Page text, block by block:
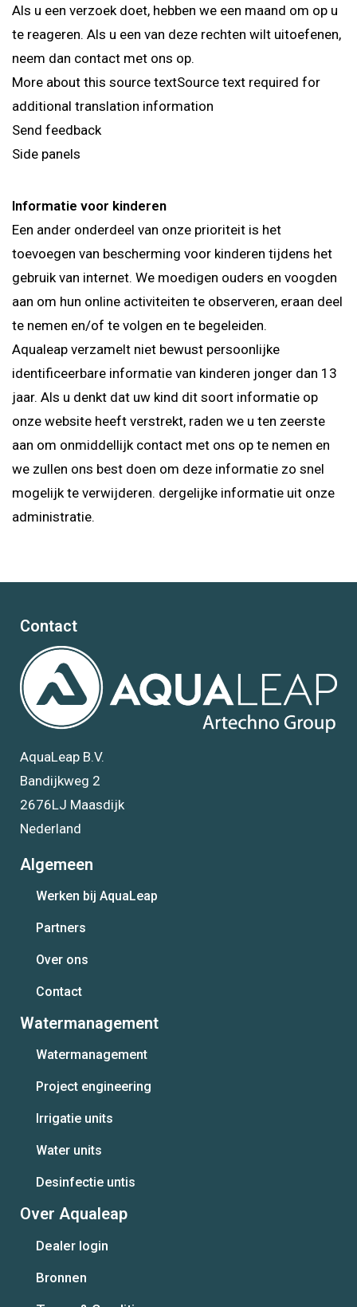
Als u een verzoek doet, hebben we een maand om op u
te reageren. Als u een van deze rechten wilt uitoefenen,
neem dan contact met ons op.
More about this source textSource text required for
additional translation information
Send feedback
Side panels
Informatie voor kinderen
Een ander onderdeel van onze prioriteit is het
toevoegen van bescherming voor kinderen tijdens het
gebruik van internet. We moedigen ouders en voogden
aan om hun online activiteiten te observeren, eraan deel
te nemen en/of te volgen en te begeleiden.
Aqualeap verzamelt niet bewust persoonlijke
identificeerbare informatie van kinderen jonger dan 13
jaar. Als u denkt dat uw kind dit soort informatie op
onze website heeft verstrekt, raden we u ten zeerste
aan om onmiddellijk contact met ons op te nemen en
we zullen ons best doen om deze informatie zo snel
mogelijk te verwijderen. dergelijke informatie uit onze
administratie.
Contact
AquaLeap B.V.
Bandijkweg 2
2676LJ Maasdijk
Nederland
Algemeen
Werken bij AquaLeap
Partners
Over ons
Contact
Watermanagement
Watermanagement
Project engineering
Irrigatie units
Water units
Desinfectie untis
Over Aqualeap
Dealer login
Bronnen